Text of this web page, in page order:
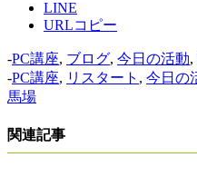
LINE
URLコピー
-PC講座, ブログ, 今日の活動,
-PC講座, リスタート , 今日の
馬場
関連記事